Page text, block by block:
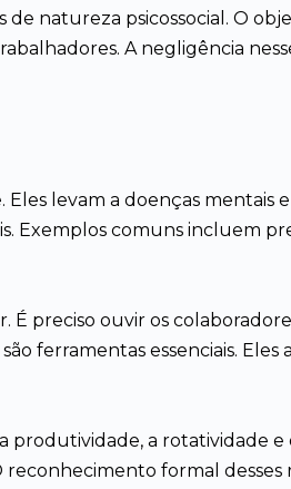
de natureza psicossocial. O
A negligência
levam a doenças mentais e
Exemplos comuns incluem
É preciso ouvir os
ferramentas essenciais. Eles
produtividade, a rotatividade e
formal desses